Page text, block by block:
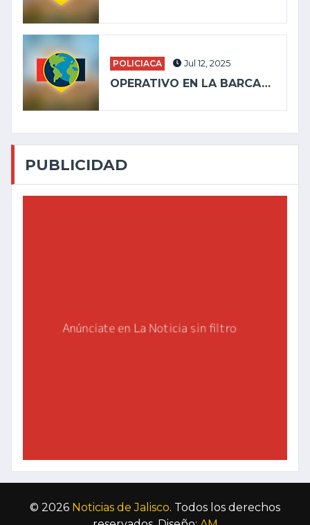
POLICIACA Jul 12, 2025
OPERATIVO EN LA BARCA…
PUBLICIDAD
© 2026 Noticias de Jalisco. Todos los derechos